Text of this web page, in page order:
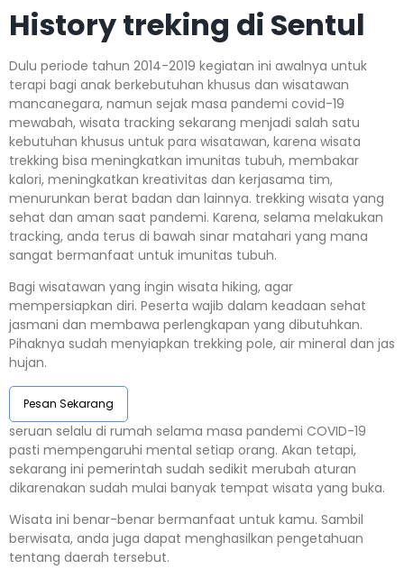
History treking di Sentul
Dulu periode tahun 2014-2019 kegiatan ini awalnya untuk
terapi bagi anak berkebutuhan khusus dan wisatawan
mancanegara, namun sejak masa pandemi covid-19
mewabah, wisata tracking sekarang menjadi salah satu
kebutuhan khusus untuk para wisatawan, karena wisata
trekking bisa meningkatkan imunitas tubuh, membakar
kalori, meningkatkan kreativitas dan kerjasama tim,
menurunkan berat badan dan lainnya. trekking wisata yang
sehat dan aman saat pandemi. Karena, selama melakukan
tracking, anda terus di bawah sinar matahari yang mana
sangat bermanfaat untuk imunitas tubuh.
Bagi wisatawan yang ingin wisata hiking, agar
mempersiapkan diri. Peserta wajib dalam keadaan sehat
jasmani dan membawa perlengkapan yang dibutuhkan.
Pihaknya sudah menyiapkan trekking pole, air mineral dan jas
hujan.
Pesan Sekarang
seruan selalu di rumah selama masa pandemi COVID-19
pasti mempengaruhi mental setiap orang. Akan tetapi,
sekarang ini pemerintah sudah sedikit merubah aturan
dikarenakan sudah mulai banyak tempat wisata yang buka.
Wisata ini benar-benar bermanfaat untuk kamu. Sambil
berwisata, anda juga dapat menghasilkan pengetahuan
tentang daerah tersebut.